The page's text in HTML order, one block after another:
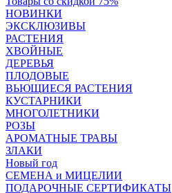
НОВИНКИ
ЭКСКЛЮЗИВЫ
РАСТЕНИЯ
ХВОЙНЫЕ
ДЕРЕВЬЯ
ПЛОДОВЫЕ
ВЬЮЩИЕСЯ РАСТЕНИЯ
КУСТАРНИКИ
МНОГОЛЕТНИКИ
РОЗЫ
АРОМАТНЫЕ ТРАВЫ
ЗЛАКИ
Новый год
СЕМЕНА и МИЦЕЛИИ
ПОДАРОЧНЫЕ СЕРТИФИКАТЫ